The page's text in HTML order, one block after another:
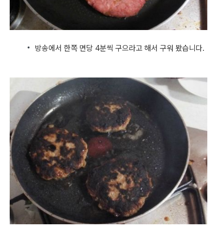
방송에서 한쪽 면당 4분씩 구으라고 해서 구워 봤습니다.